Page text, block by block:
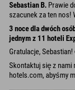
Sebastian B. Prawie
szacunek za ten nos!
3 noce dla dwóch
jednym z 11 hoteli
Gratulacje, Sebastian!
Skontaktuj się z nami
hotels.com, abyśmy